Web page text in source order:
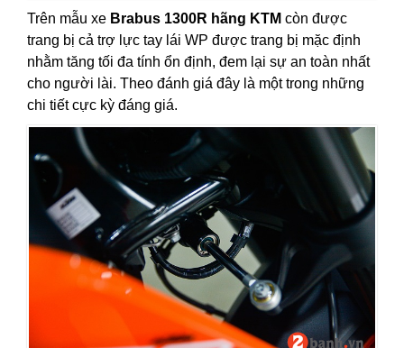
Trên mẫu xe Brabus 1300R hãng KTM còn được
trang bị cả trợ lực tay lái WP được trang bị mặc định
nhằm tăng tối đa tính ổn định, đem lại sự an toàn nhất
cho người lài. Theo đánh giá đây là một trong những
chi tiết cực kỳ đáng giá.